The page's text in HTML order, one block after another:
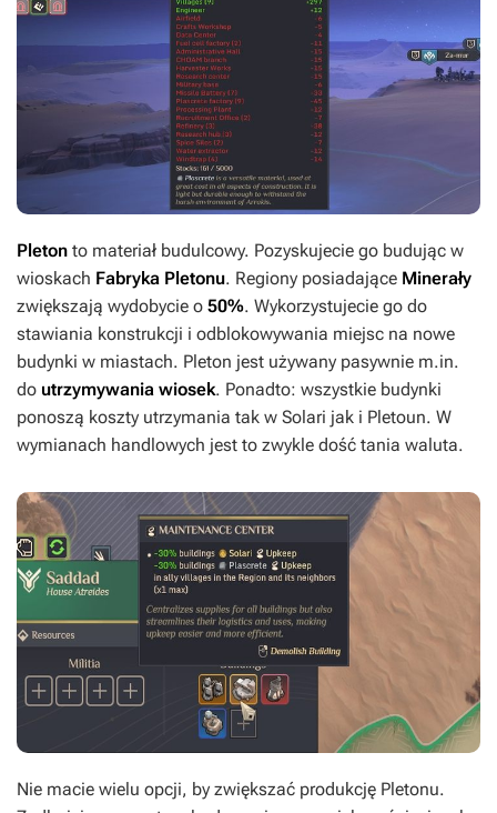
Pleton to materiał budulcowy. Pozyskujecie go budując w
wioskach Fabryka Pletonu. Regiony posiadające Minerały
zwiększają wydobycie o 50%. Wykorzystujecie go do
stawiania konstrukcji i odblokowywania miejsc na nowe
budynki w miastach. Pleton jest używany pasywnie m.in.
do utrzymywania wiosek. Ponadto: wszystkie budynki
ponoszą koszty utrzymania tak w Solari jak i Pletoun. W
wymianach handlowych jest to zwykle dość tania waluta.
Nie macie wielu opcji, by zwiększać produkcję Pletonu.